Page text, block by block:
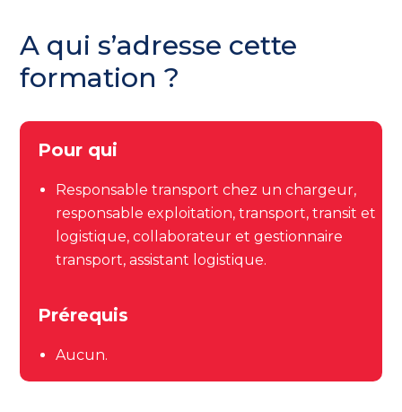
A qui s’adresse cette
formation ?
Pour qui
Responsable transport chez un chargeur,
responsable exploitation, transport, transit et
logistique, collaborateur et gestionnaire
transport, assistant logistique.
Prérequis
Aucun.